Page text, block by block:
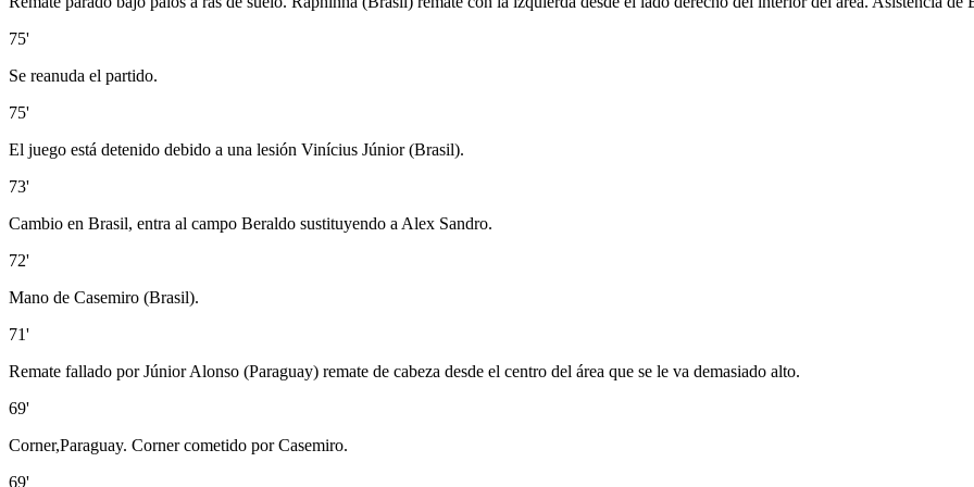
75'
Se reanuda el partido.
75'
El juego está detenido debido a una lesión Vinícius Júnior (Brasil).
73'
Cambio en Brasil, entra al campo Beraldo sustituyendo a Alex Sandro.
72'
Mano de Casemiro (Brasil).
71'
Remate fallado por Júnior Alonso (Paraguay) remate de cabeza desde el centro del área que se le va demasiado alto.
69'
Corner,Paraguay. Corner cometido por Casemiro.
69'